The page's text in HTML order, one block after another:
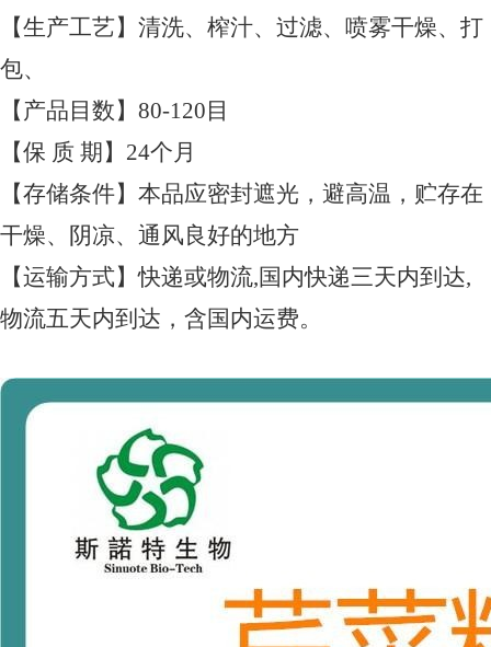
【生产工艺】清洗、榨汁、过滤、喷雾干燥、打
包、
【产品目数】80-120目
【保 质 期】24个月
【存储条件】本品应密封遮光，避高温，贮存在
干燥、阴凉、通风良好的地方
【运输方式】快递或物流,国内快递三天内到达,
物流五天内到达，含国内运费。